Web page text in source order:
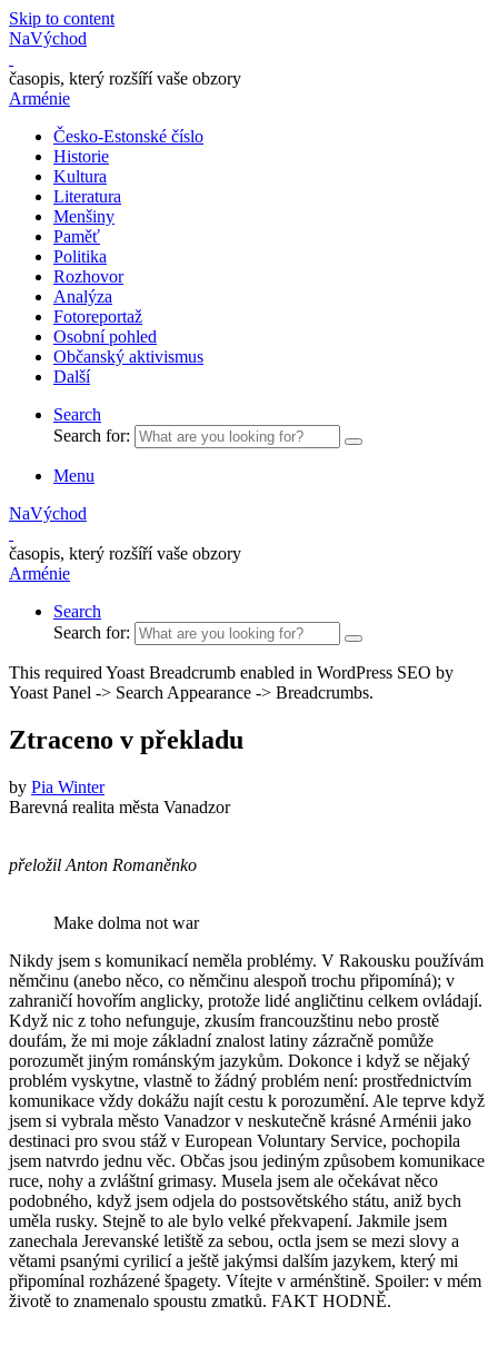
Skip to content
NaVýchod
časopis, který rozšíří vaše obzory
Arménie
Česko-Estonské číslo
Historie
Kultura
Literatura
Menšiny
Paměť
Politika
Rozhovor
Analýza
Fotoreportaž
Osobní pohled
Občanský aktivismus
Další
Search
Search for:
Menu
NaVýchod
časopis, který rozšíří vaše obzory
Arménie
Search
Search for:
This required Yoast Breadcrumb enabled in WordPress SEO by
Yoast Panel -> Search Appearance -> Breadcrumbs.
Ztraceno v překladu
by Pia Winter
Barevná realita města Vanadzor
přeložil Anton Romaněnko
Make dolma not war
Nikdy jsem s komunikací neměla problémy. V Rakousku používám
němčinu (anebo něco, co němčinu alespoň trochu připomíná); v
zahraničí hovořím anglicky, protože lidé angličtinu celkem ovládají.
Když nic z toho nefunguje, zkusím francouzštinu nebo prostě
doufám, že mi moje základní znalost latiny zázračně pomůže
porozumět jiným románským jazykům. Dokonce i když se nějaký
problém vyskytne, vlastně to žádný problém není: prostřednictvím
komunikace vždy dokážu najít cestu k porozumění. Ale teprve když
jsem si vybrala město Vanadzor v neskutečně krásné Arménii jako
destinaci pro svou stáž v European Voluntary Service, pochopila
jsem natvrdo jednu věc. Občas jsou jediným způsobem komunikace
ruce, nohy a zvláštní grimasy. Musela jsem ale očekávat něco
podobného, když jsem odjela do postsovětského státu, aniž bych
uměla rusky. Stejně to ale bylo velké překvapení. Jakmile jsem
zanechala Jerevanské letiště za sebou, octla jsem se mezi slovy a
větami psanými cyrilicí a ještě jakýmsi dalším jazykem, který mi
připomínal rozházené špagety. Vítejte v arménštině. Spoiler: v mém
životě to znamenalo spoustu zmatků. FAKT HODNĚ.